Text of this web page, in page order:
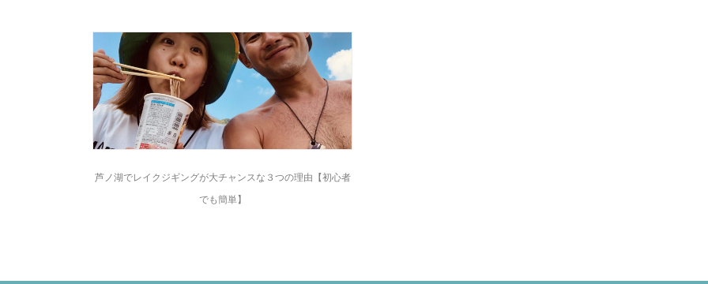
芦ノ湖でレイクジギングが大チャンスな３つの理由【初心者
でも簡単】